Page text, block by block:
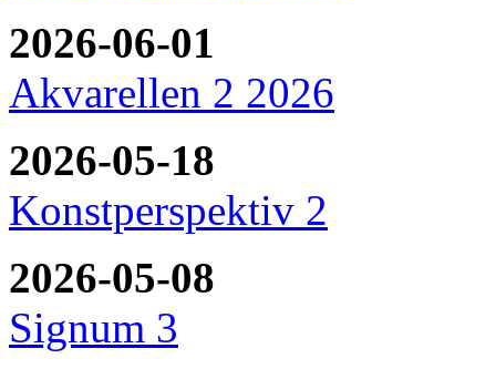
2026-06-01
Akvarellen 2 2026
2026-05-18
Konstperspektiv 2
2026-05-08
Signum 3